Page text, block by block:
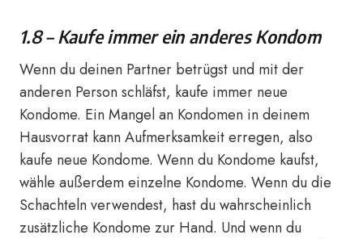
1.8 – Kaufe immer ein anderes Kondom
Wenn du deinen Partner betrügst und mit der
anderen Person schläfst, kaufe immer neue
Kondome. Ein Mangel an Kondomen in deinem
Hausvorrat kann Aufmerksamkeit erregen, also
kaufe neue Kondome. Wenn du Kondome kaufst,
wähle außerdem einzelne Kondome. Wenn du die
Schachteln verwendest, hast du wahrscheinlich
zusätzliche Kondome zur Hand. Und wenn du